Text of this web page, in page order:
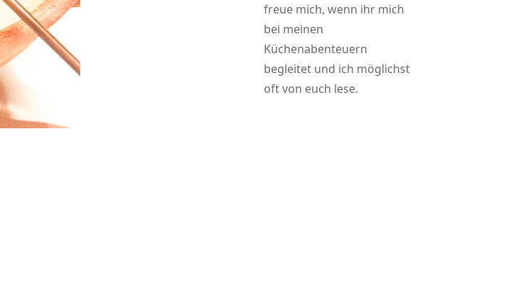
freue mich, wenn ihr mich
bei meinen
Küchenabenteuern
begleitet und ich möglichst
oft von euch lese.